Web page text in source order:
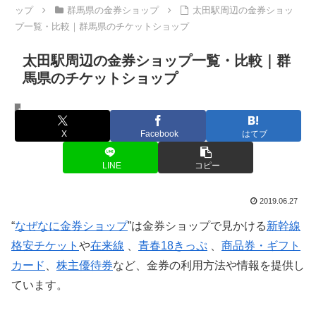
ップ
群馬県の金券ショップ
太田駅周辺の金券ショッ
プ一覧・比較｜群馬県のチケットショップ
太田駅周辺の金券ショップ一覧・比較｜群
馬県のチケットショップ
群馬県の金券ショップ
X Facebook はてブ
LINE コピー
2019.06.27
“なぜなに金券ショップ”は金券ショップで見かける新幹線
格安チケット や在来線 青春18きっぷ
商品券・ギフト
カード
株主優待券など、金券の利用方法や情報を提供し
ています。